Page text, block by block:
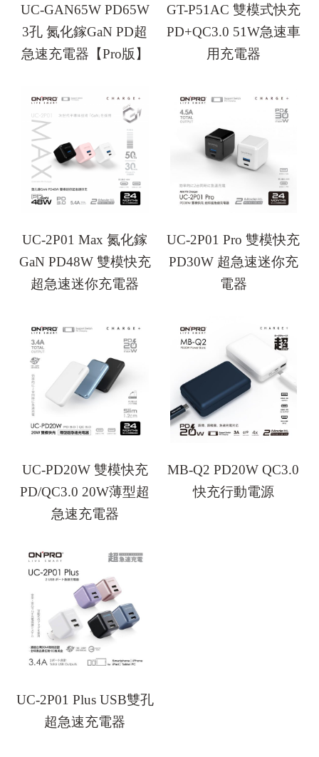
UC-GAN65W PD65W
3孔 氮化鎵GaN PD超
急速充電器【Pro版】
GT-P51AC 雙模式快充
PD+QC3.0 51W急速車
用充電器
UC-2P01 Max 氮化鎵
GaN PD48W 雙模快充
超急速迷你充電器
UC-2P01 Pro 雙模快充
PD30W 超急速迷你充
電器
UC-PD20W 雙模快充
PD/QC3.0 20W薄型超
急速充電器
MB-Q2 PD20W QC3.0
快充行動電源
UC-2P01 Plus USB雙孔
超急速充電器